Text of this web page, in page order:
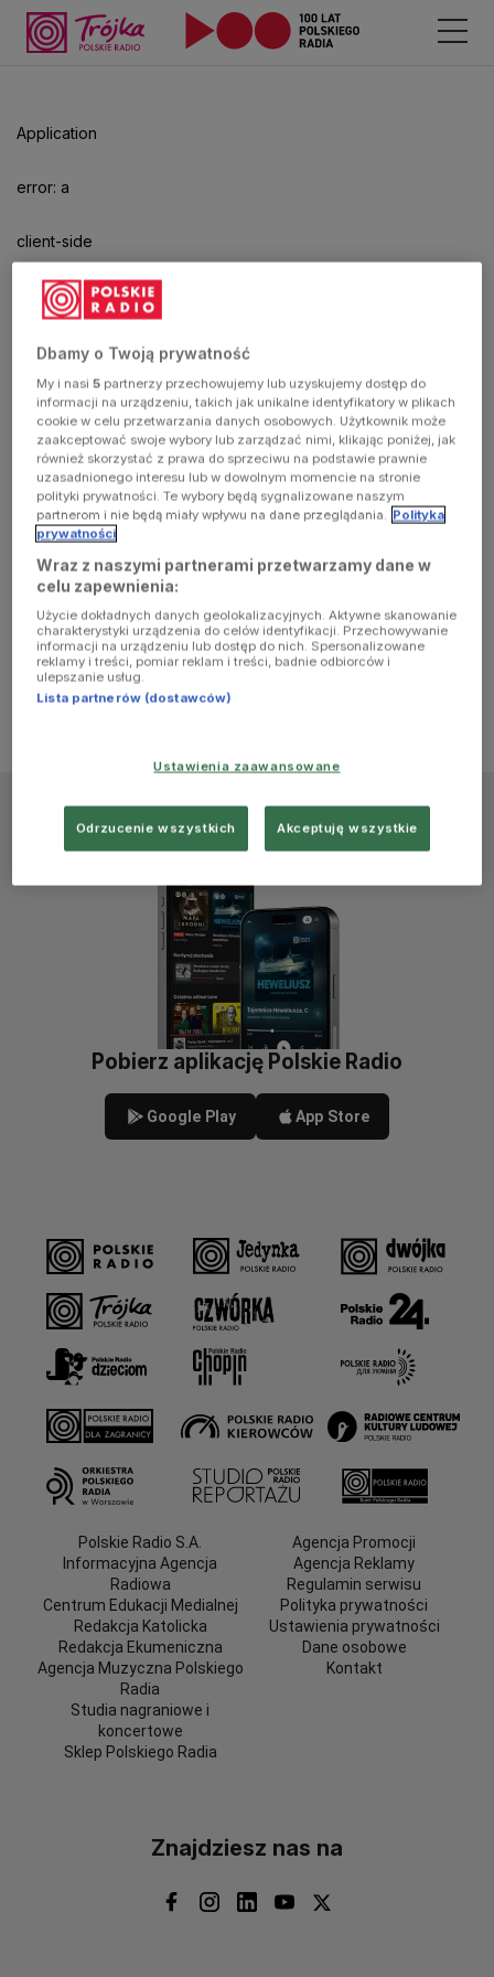
Application
error: a
client-side
exception
has
occurred
(see the
browser
console for
more
information)
Pobierz aplikację Polskie Radio
Google Play App Store
Polskie Radio S.A.
Informacyjna Agencja
Radiowa
Centrum Edukacji Medialnej
Redakcja Katolicka
Redakcja Ekumeniczna
Agencja Muzyczna Polskiego
Radia
Studia nagraniowe i
koncertowe
Sklep Polskiego Radia
Agencja Promocji
Agencja Reklamy
Regulamin serwisu
Polityka prywatności
Ustawienia prywatności
Dane osobowe
Kontakt
Znajdziesz nas na
Dbamy o Twoją prywatność
My i nasi5 partnerzy przechowujemy lub uzyskujemy dostęp do
informacji na urządzeniu, takich jak unikalne identyfikatory w plikach
cookie w celu przetwarzania danych osobowych. Użytkownik może
zaakceptować swoje wybory lub zarządzać nimi, klikając poniżej, jak
również skorzystać z prawa do sprzeciwu na podstawie prawnie
uzasadnionego interesu lub w dowolnym momencie na stronie
polityki prywatności. Te wybory będą sygnalizowane naszym
partnerom i nie będą miały wpływu na dane przeglądania. Polityka
prywatności
Wraz z naszymi partnerami przetwarzamy dane w
celu zapewnienia:
Użycie dokładnych danych geolokalizacyjnych. Aktywne skanowanie
charakterystyki urządzenia do celów identyfikacji. Przechowywanie
informacji na urządzeniu lub dostęp do nich. Spersonalizowane
reklamy i treści, pomiar reklam i treści, badnie odbiorców i
ulepszanie usług.
Lista partnerów (dostawców)
Ustawienia zaawansowane
Odrzucenie wszystkich Akceptuję wszystkie